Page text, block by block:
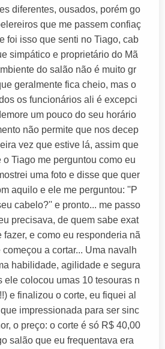
diferentes, ousados, porém go
que me passem confiaç
foi isso que senti no Tiago, cab
simpático e proprietário do Mã
do salão não é muito gr
geralmente fica cheio, mas o
os funcionários ali é excepci
um pouco do seu horário
não permite que nos decep
vez que estive lá, assim que
Tiago me perguntou como eu
uma foto e disse que quer
aquilo e ele me perguntou: ''P
cabelo?'' e pronto... me passo
precisava, de quem sabe exat
fazer, e como eu responderia nã
a cortar... Uma navalh
habilidade, agilidade e segura
ele colocou umas 10 tesouras n
e finalizou o corte, eu fiquei al
impressionada para ser sinc
o preço: o corte é só R$ 40,00
salão que eu frequentava era